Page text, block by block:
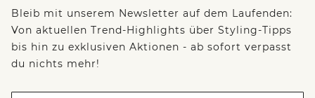
Bleib mit unserem Newsletter auf dem Laufenden:
Von aktuellen Trend-Highlights über Styling-Tipps
bis hin zu exklusiven Aktionen - ab sofort verpasst
du nichts mehr!